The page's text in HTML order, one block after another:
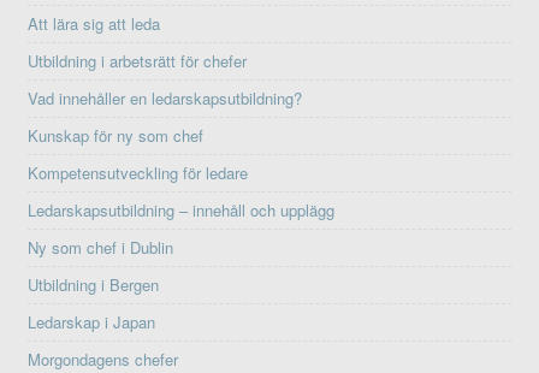
Att lära sig att leda
Utbildning i arbetsrätt för chefer
Vad innehåller en ledarskapsutbildning?
Kunskap för ny som chef
Kompetensutveckling för ledare
Ledarskapsutbildning – innehåll och upplägg
Ny som chef i Dublin
Utbildning i Bergen
Ledarskap i Japan
Morgondagens chefer